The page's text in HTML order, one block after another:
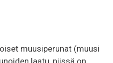
muusiperunat (muusi